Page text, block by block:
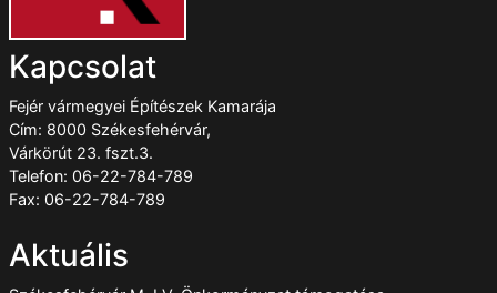
Kapcsolat
Fejér vármegyei Építészek Kamarája
Cím: 8000 Székesfehérvár,
Várkörút 23. fszt.3.
Telefon: 06-22-784-789
Fax: 06-22-784-789
Aktuális